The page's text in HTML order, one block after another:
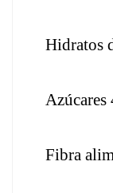
Hidratos
Azúcares
Fibra